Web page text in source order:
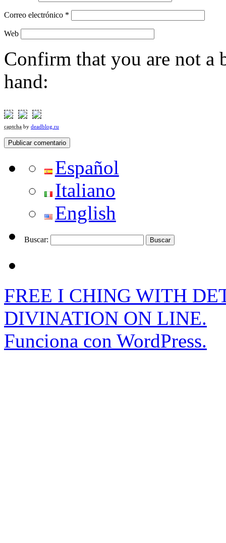
Correo electrónico *
Web
Confirm that you are not a
hand:
captcha by deadblog.ru
Español
Italiano
English
Buscar:
FREE I CHING WITH
DIVINATION ON LINE.
Funciona con WordPress.